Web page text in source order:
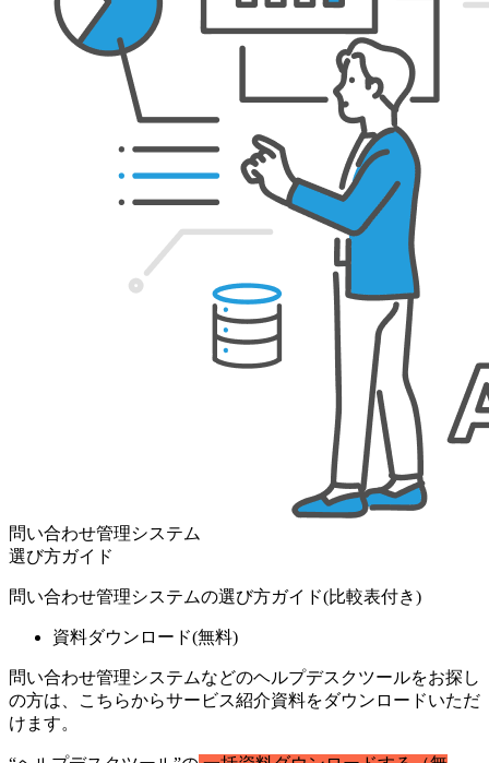
問い合わせ管理システム
選び方ガイド
問い合わせ管理システムの選び方ガイド(比較表付き)
資料ダウンロード(無料)
問い合わせ管理システムなどのヘルプデスクツールをお探し
の方は、こちらからサービス紹介資料をダウンロードいただ
けます。